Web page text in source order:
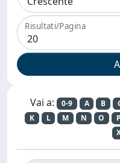
Risultati/Pagina
Vai a: 0-9 A B
K
L M N O P